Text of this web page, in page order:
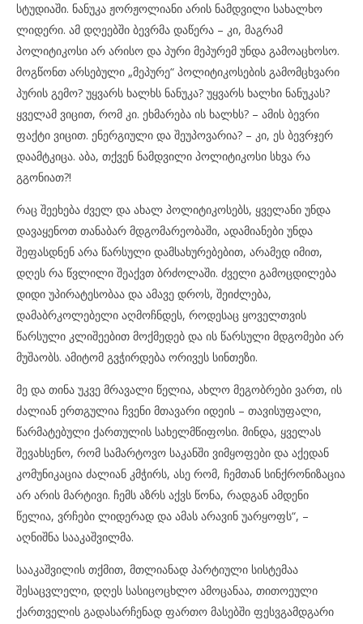
სტუდიაში. ნანუკა ჟორჟოლიანი არის ნამდვილი სახალხო
ლიდერი. ამ დღეებში ბევრმა დაწერა – კი, მაგრამ
პოლიტიკოსი არ არისო და პური მეპურემ უნდა გამოაცხოსო.
მოგწონთ არსებული „მეპურე“ პოლიტიკოსების გამომცხვარი
პურის გემო? უყვარს ხალხს ნანუკა? უყვარს ხალხი ნანუკას?
ყველამ ვიცით, რომ კი. ეხმარება ის ხალხს? – ამის ბევრი
ფაქტი ვიცით. ენერგიული და შეუპოვარია? – კი, ეს ბევრჯერ
დაამტკიცა. აბა, თქვენ ნამდვილი პოლიტიკოსი სხვა რა
გგონიათ?!
რაც შეეხება ძველ და ახალ პოლიტიკოსებს, ყველანი უნდა
დავაყენოთ თანაბარ მდგომარეობაში, ადამიანები უნდა
შეფასდნენ არა წარსული დამსახურებებით, არამედ იმით,
დღეს რა წვლილი შეაქვთ ბრძოლაში. ძველი გამოცდილება
დიდი უპირატესობაა და ამავე დროს, შეიძლება,
დამაბრკოლებელი აღმოჩნდეს, როდესაც ყოველთვის
წარსული კლიშეებით მოქმედებ და ის წარსული მდგომები არ
მუშაობს. ამიტომ გვჭირდება ორივეს სინთეზი.
მე და თინა უკვე მრავალი წელია, ახლო მეგობრები ვართ, ის
ძალიან ერთგულია ჩვენი მთავარი იდეის – თავისუფალი,
წარმატებული ქართულის სახელმწიფოსი. მინდა, ყველას
შევახსენო, რომ სამარტოვო საკანში ვიმყოფები და აქედან
კომუნიკაცია ძალიან კმჭირს, ასე რომ, ჩემთან სინქრონიზაცია
არ არის მარტივი. ჩემს აზრს აქვს წონა, რადგან ამდენი
წელია, ვრჩები ლიდერად და ამას არავინ უარყოფს“, –
აღნიშნა სააკაშვილმა.
სააკაშვილის თქმით, მთლიანად პარტიული სისტემაა
შესაცვლელი, დღეს სასიცოცხლო ამოცანაა, თითოეული
ქართველის გადასარჩენად ფართო მასებში ფესვგამდგარი